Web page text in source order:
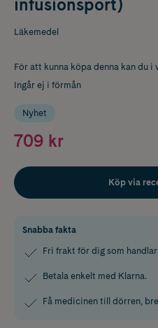
infusionsport)
Läkemedel
För att kunna köpa denna kan du
Ingår ej i förmån
Nyhet
709 kr
Köp via
Snabba fakta
Fri frakt för dig som
Betala enkelt med Klarna.
Få medicinen till dörren,